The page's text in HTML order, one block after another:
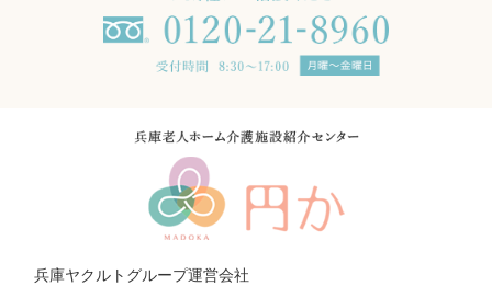
兵庫ヤクルトグループ運営会社